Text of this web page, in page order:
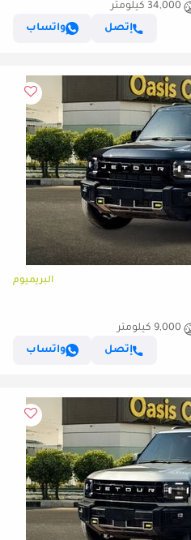
34,000 كيلومتر
إتصل
واتساب
البريميوم
9,000 كيلومتر
إتصل
واتساب